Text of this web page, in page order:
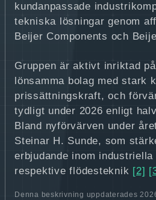
kundanpassade
tekniska lösningar genom
Beijer Components och
Gruppen är aktivt inriktad
lönsamma bolag med stark
prissättningskraft, och
tydligt under 2026 enligt
Bland nyförvärven under
Steinar H. Sunde, som
erbjudande inom
respektive flödesteknik [2]
Denna beskrivning uppdaterades